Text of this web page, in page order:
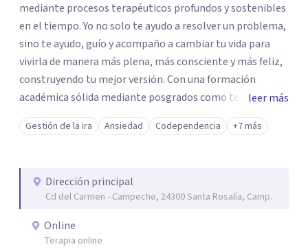
mediante procesos terapéuticos profundos y sostenibles
en el tiempo. Yo no solo te ayudo a resolver un problema,
sino te ayudo, guío y acompaño a cambiar tu vida para
vivirla de manera más plena, más consciente y más feliz,
construyendo tu mejor versión. Con una formación
académica sólida mediante posgrados como terapeuta
breve, familiar e infantil, así como con respaldo
profesional y experiencia clínica de más de 26 años y
auténtica y comunicación clara y directa para darte
seguridad emocional y una dirección firme de tu proceso
de cambio.
leer más
Gestión de la ira Ansiedad Codependencia +7 más
Dirección principal
Cd del Carmen - Campeche, 24300 Santa Rosalía, Camp.
Online
Terapia online